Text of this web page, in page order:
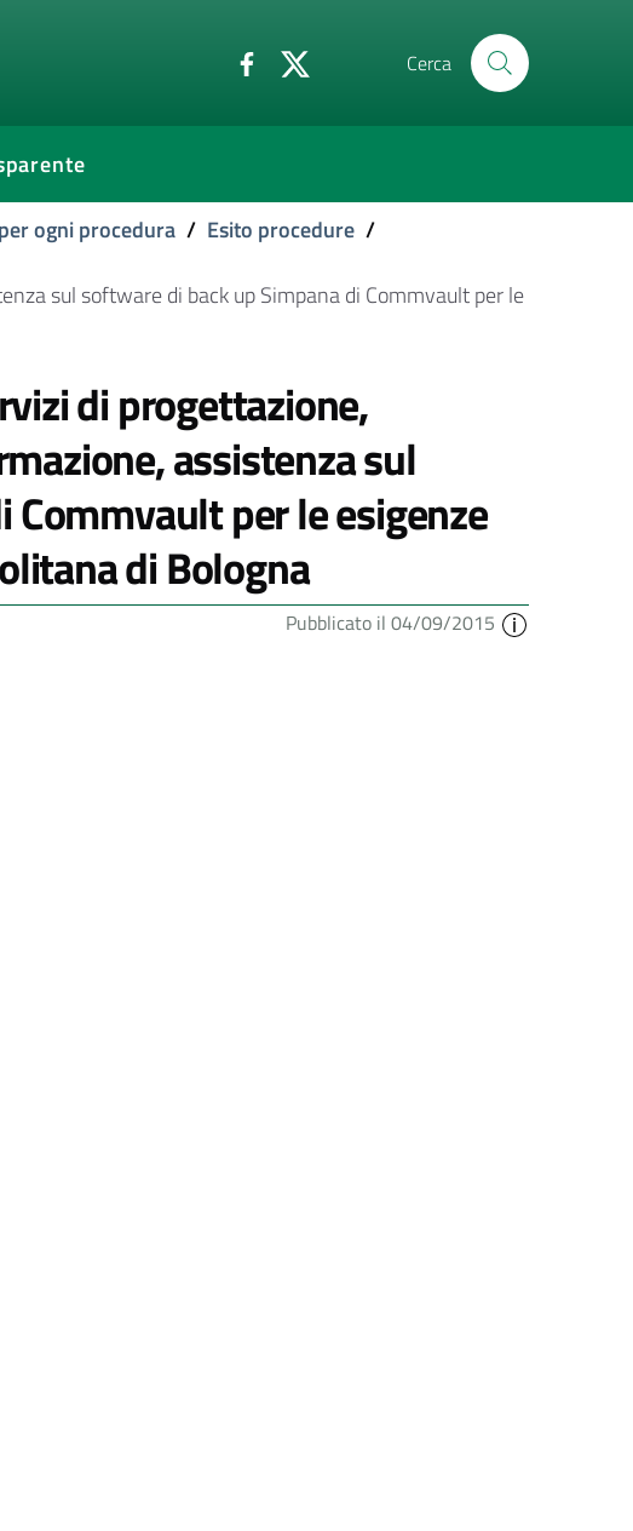
Cerca
ogni procedura / Esito procedure /
sul software di back up Simpana di Commvault per le
di progettazione,
assistenza sul
per le esigenze
di Bologna
Pubblicato il 04/09/2015